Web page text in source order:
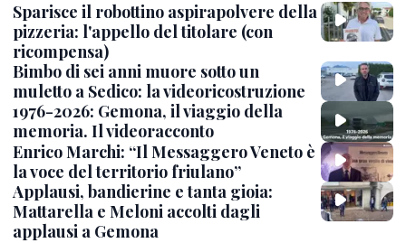
Sparisce il robottino aspirapolvere della
pizzeria: l'appello del titolare (con
ricompensa)
Bimbo di sei anni muore sotto un
muletto a Sedico: la videoricostruzione
1976-2026: Gemona, il viaggio della
memoria. Il videoracconto
Enrico Marchi: “Il Messaggero Veneto è
la voce del territorio friulano”
Applausi, bandierine e tanta gioia:
Mattarella e Meloni accolti dagli
applausi a Gemona